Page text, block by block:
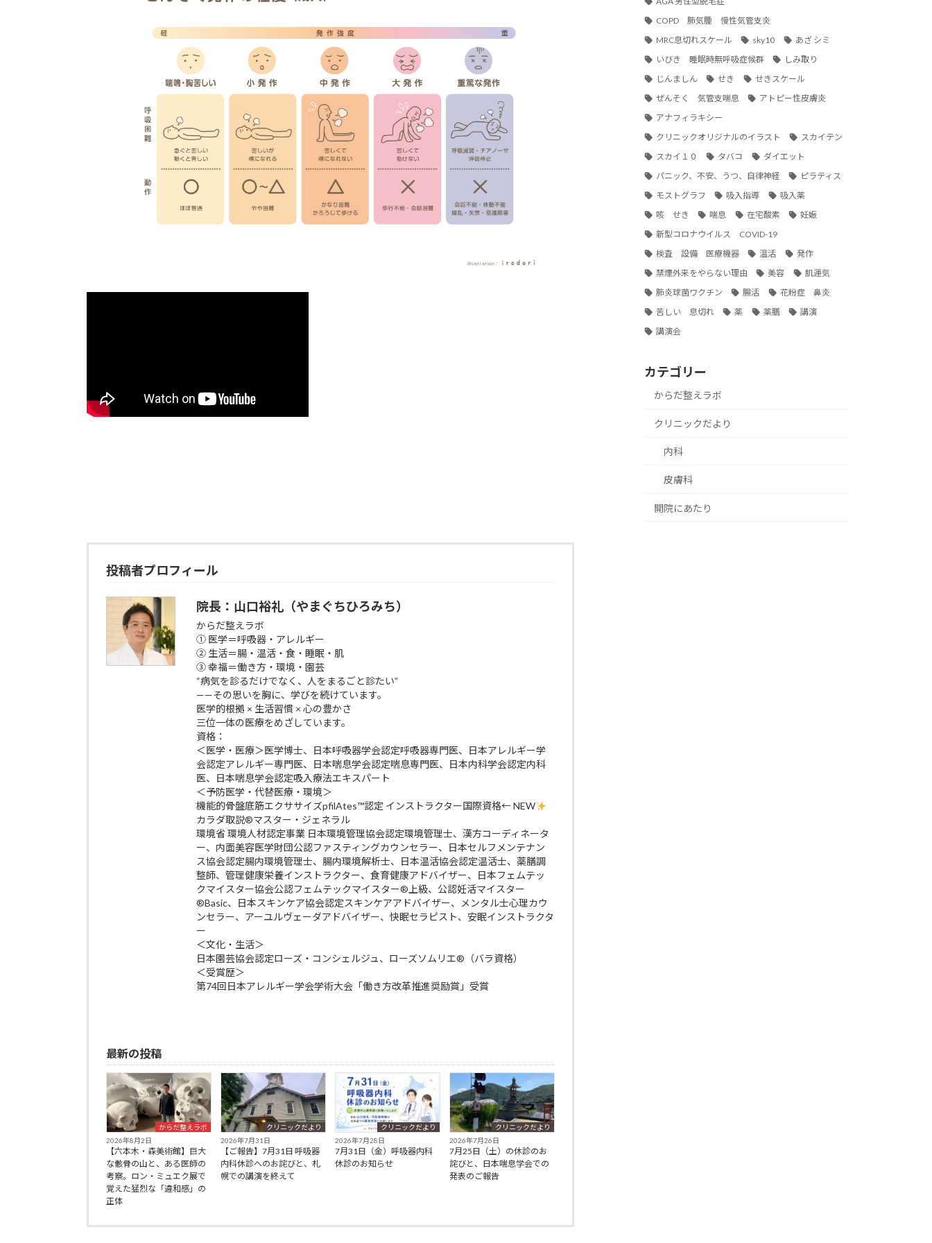
投稿者プロフィール
院長：山口裕礼（やまぐちひろみち）
からだ整えラボ
① 医学＝呼吸器・アレルギー
② 生活＝腸・温活・食・睡眠・肌
③ 幸福＝働き方・環境・園芸
“病気を診るだけでなく、人をまるごと診たい”
——その思いを胸に、学びを続けています。
医学的根拠 × 生活習慣 × 心の豊かさ
三位一体の医療をめざしています。
資格：
＜医学・医療＞医学博士、日本呼吸器学会認定呼吸器専門医、日本アレルギー学
会認定アレルギー専門医、日本喘息学会認定喘息専門医、日本内科学会認定内科
医、日本喘息学会認定吸入療法エキスパート
＜予防医学・代替医療・環境＞
機能的骨盤底筋エクササイズpfilAtes™認定 インストラクター国際資格← NEW
カラダ取説®マスター・ジェネラル
環境省 環境人材認定事業 日本環境管理協会認定環境管理士、漢方コーディネータ
ー、内面美容医学財団公認ファスティングカウンセラー、日本セルフメンテナン
ス協会認定腸内環境管理士、腸内環境解析士、日本温活協会認定温活士、薬膳調
整師、管理健康栄養インストラクター、食育健康アドバイザー、日本フェムテッ
クマイスター協会公認フェムテックマイスター®上級、公認妊活マイスター
®Basic、日本スキンケア協会認定スキンケアアドバイザー、メンタル士心理カウ
ンセラー、アーユルヴェーダアドバイザー、快眠セラピスト、安眠インストラクタ
ー
＜文化・生活＞
日本園芸協会認定ローズ・コンシェルジュ、ローズソムリエ®（バラ資格）
＜受賞歴＞
第74回日本アレルギー学会学術大会「働き方改革推進奨励賞」受賞
最新の投稿
からだ整えラボ
2026年8月2日
【六本木・森美術館】巨大
な骸骨の山と、ある医師の
考察。ロン・ミュエク展で
覚えた猛烈な「違和感」の
正体
クリニックだより
2026年7月31日
【ご報告】7月31日 呼吸器
内科休診へのお詫びと、札
幌での講演を終えて
クリニックだより
2026年7月28日
7月31日（金）呼吸器内科
休診のお知らせ
クリニックだより
2026年7月26日
7月25日（土）の休診のお
詫びと、日本喘息学会での
発表のご報告
COPD 肺気腫 慢性気管支炎
MRC息切れスケール
sky10
あざ シミ
いびき 睡眠時無呼吸症候群
しみ取り
じんましん
せき
せきスケール
ぜんそく 気管支喘息
アトピー性皮膚炎
アナフィラキシー
クリニックオリジナルのイラスト
スカイテン
スカイ１０
タバコ
ダイエット
パニック、不安、うつ、自律神経
ピラティス
モストグラフ
吸入指導
吸入薬
咳 せき
喘息 在宅酸素
妊娠
新型コロナウイルス COVID-19
検査 設備 医療機器
温活
発作
禁煙外来をやらない理由
美容
肌運気
肺炎球菌ワクチン
腸活
花粉症 鼻炎
苦しい 息切れ
薬 薬膳
講演
講演会
カテゴリー
からだ整えラボ
クリニックだより
内科
皮膚科
開院にあたり